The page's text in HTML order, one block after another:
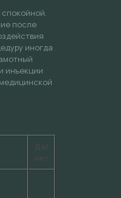
после
иногда
инъекции